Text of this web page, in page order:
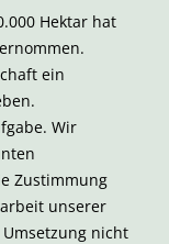
Hektar hat
ein
Wir
Zustimmung
unserer
nicht